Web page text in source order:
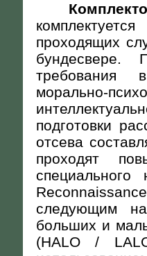
проходящих
бундесвере.
требования
морально-
подготовки
отсева
проходят
Reconnaissance
следующим
больших и
(HALO /